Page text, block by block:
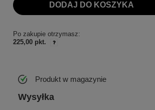
DODAJ DO KOSZYKA
Po zakupie otrzymasz:
225,00 pkt.
Produkt w magazynie
Wysyłka